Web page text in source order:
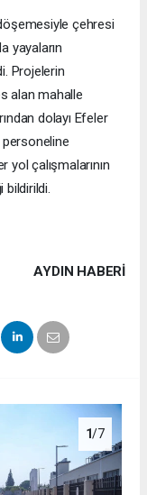
çehresi
yayaların
Projelerin
alan mahalle
dolayı Efeler
personeline
çalışmalarının
bildirildi.
AYDIN HABERİ
1/7